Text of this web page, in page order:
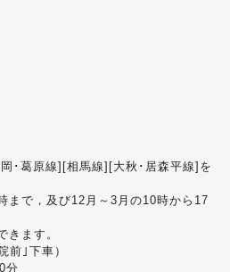
･葛原線][相馬線][大秋･居森平線]を
まで，及び12月～3月の10時から17
きます。
前｣下車）
分